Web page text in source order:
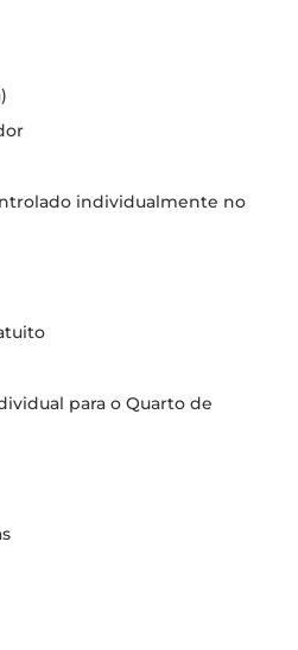
individualmente no
para o Quarto de